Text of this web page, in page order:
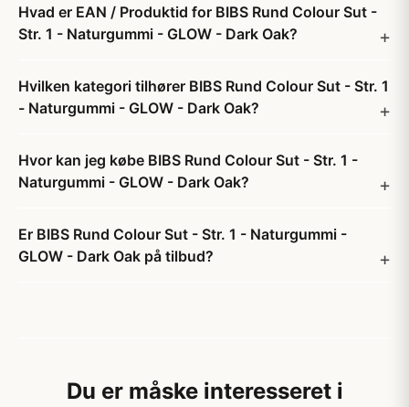
Hvad er EAN / Produktid for BIBS Rund Colour Sut -
Str. 1 - Naturgummi - GLOW - Dark Oak?
Hvilken kategori tilhører BIBS Rund Colour Sut - Str. 1
- Naturgummi - GLOW - Dark Oak?
Hvor kan jeg købe BIBS Rund Colour Sut - Str. 1 -
Naturgummi - GLOW - Dark Oak?
Er BIBS Rund Colour Sut - Str. 1 - Naturgummi -
GLOW - Dark Oak på tilbud?
Du er måske interesseret i